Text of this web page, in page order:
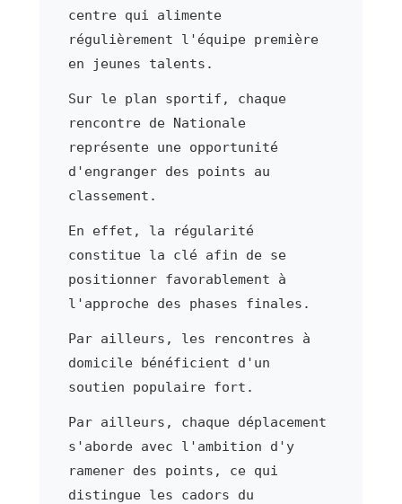
centre qui alimente
régulièrement l'équipe première
en jeunes talents.
Sur le plan sportif, chaque
rencontre de Nationale
représente une opportunité
d'engranger des points au
classement.
En effet, la régularité
constitue la clé afin de se
positionner favorablement à
l'approche des phases finales.
Par ailleurs, les rencontres à
domicile bénéficient d'un
soutien populaire fort.
Par ailleurs, chaque déplacement
s'aborde avec l'ambition d'y
ramener des points, ce qui
distingue les cadors du